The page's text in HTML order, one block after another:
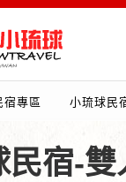
宿專區 小琉球民
民宿-